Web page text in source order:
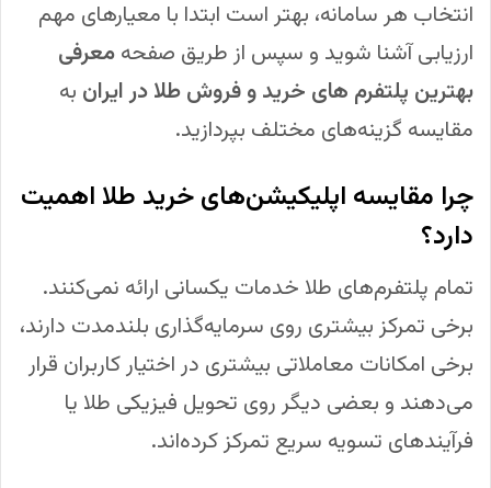
انتخاب هر سامانه، بهتر است ابتدا با معیارهای مهم
ارزیابی آشنا شوید و سپس از طریق صفحهمعرفی
بهترین پلتفرم های خرید و فروش طلا در ایران به
مقایسه گزینه‌های مختلف بپردازید.
چرا مقایسه اپلیکیشن‌های خرید طلا اهمیت
دارد؟
تمام پلتفرم‌های طلا خدمات یکسانی ارائه نمی‌کنند.
برخی تمرکز بیشتری روی سرمایه‌گذاری بلندمدت دارند،
برخی امکانات معاملاتی بیشتری در اختیار کاربران قرار
می‌دهند و بعضی دیگر روی تحویل فیزیکی طلا یا
فرآیندهای تسویه سریع تمرکز کرده‌اند.